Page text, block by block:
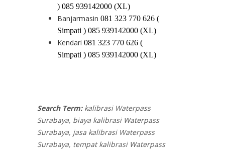
) 085 939142000 (XL)
Banjarmasin 081 323 770 626 (
Simpati ) 085 939142000 (XL)
Kendari 081 323 770 626 (
Simpati ) 085 939142000 (XL)
Search Term: kalibrasi Waterpass
Surabaya, biaya kalibrasi Waterpass
Surabaya, jasa kalibrasi Waterpass
Surabaya, tempat kalibrasi Waterpass